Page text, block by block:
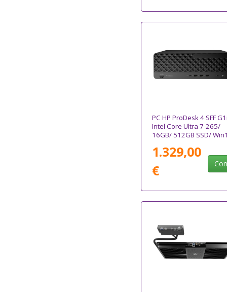
PC HP ProDesk 4 SFF
Intel Core Ultra 7-265/
16GB/ 512GB SSD/
1.329,00
€